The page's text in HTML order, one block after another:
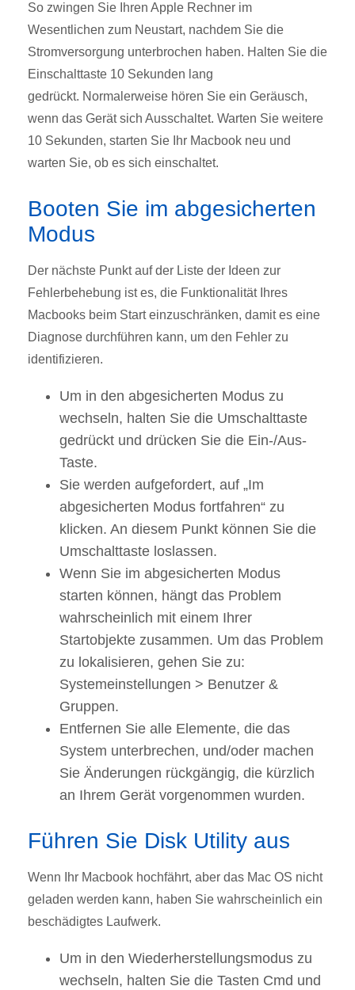
So zwingen Sie Ihren Apple Rechner im
Wesentlichen zum Neustart, nachdem Sie die
Stromversorgung unterbrochen haben. Halten Sie die
Einschalttaste 10 Sekunden lang
gedrückt. Normalerweise hören Sie ein Geräusch,
wenn das Gerät sich Ausschaltet. Warten Sie weitere
10 Sekunden, starten Sie Ihr Macbook neu und
warten Sie, ob es sich einschaltet.
Booten Sie im abgesicherten
Modus
Der nächste Punkt auf der Liste der Ideen zur
Fehlerbehebung ist es, die Funktionalität Ihres
Macbooks beim Start einzuschränken, damit es eine
Diagnose durchführen kann, um den Fehler zu
identifizieren.
Um in den abgesicherten Modus zu
wechseln, halten Sie die Umschalttaste
gedrückt und drücken Sie die Ein-/Aus-
Taste.
Sie werden aufgefordert, auf „Im
abgesicherten Modus fortfahren“ zu
klicken. An diesem Punkt können Sie die
Umschalttaste loslassen.
Wenn Sie im abgesicherten Modus
starten können, hängt das Problem
wahrscheinlich mit einem Ihrer
Startobjekte zusammen. Um das Problem
zu lokalisieren, gehen Sie zu:
Systemeinstellungen > Benutzer &
Gruppen.
Entfernen Sie alle Elemente, die das
System unterbrechen, und/oder machen
Sie Änderungen rückgängig, die kürzlich
an Ihrem Gerät vorgenommen wurden.
Führen Sie Disk Utility aus
Wenn Ihr Macbook hochfährt, aber das Mac OS nicht
geladen werden kann, haben Sie wahrscheinlich ein
beschädigtes Laufwerk.
Um in den Wiederherstellungsmodus zu
wechseln, halten Sie die Tasten Cmd und